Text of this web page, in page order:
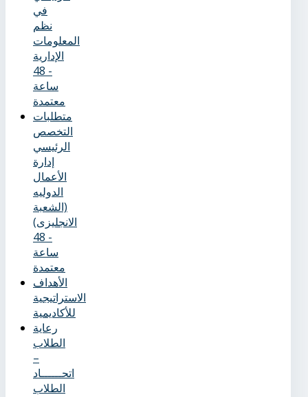
في
نظم
المعلومات
الإدارية
- 48
ساعة
معتمدة
متطلبات
التخصص
الرئيسي
إدارة
الأعمال
الدوليه
(الشعبة
الانجليزى)
- 48
ساعة
معتمدة
الأهداف
الاستراتيجية
للأكاديمية
رعاية
الطلاب
–
اتحــــــاد
الطلاب